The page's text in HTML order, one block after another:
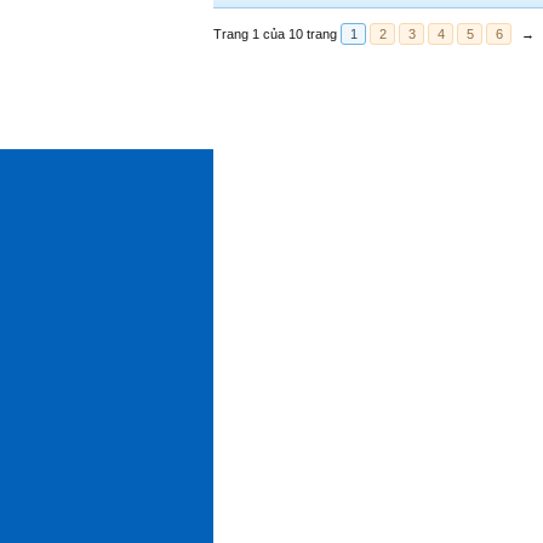
Trang 1 của 10 trang 1 2 3 4 5 6 →